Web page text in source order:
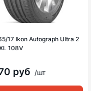
17 Ikon Autograph Ultra 2
108V
руб /шт